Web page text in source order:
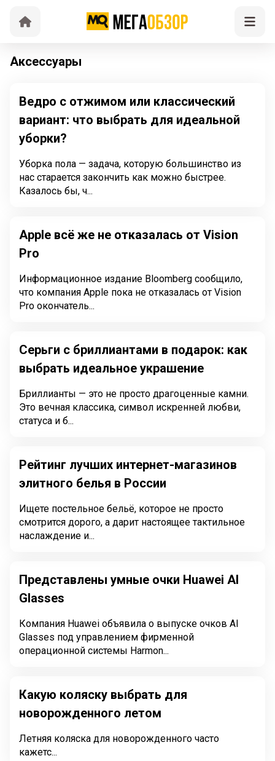
Аксессуары
Ведро с отжимом или классический
вариант: что выбрать для идеальной
уборки?
Уборка пола — задача, которую большинство из
нас старается закончить как можно быстрее.
Казалось бы, ч...
Apple всё же не отказалась от Vision
Pro
Информационное издание Bloomberg сообщило,
что компания Apple пока не отказалась от Vision
Pro окончатель...
Серьги с бриллиантами в подарок: как
выбрать идеальное украшение
Бриллианты — это не просто драгоценные камни.
Это вечная классика, символ искренней любви,
статуса и б...
Рейтинг лучших интернет-магазинов
элитного белья в России
Ищете постельное бельё, которое не просто
смотрится дорого, а дарит настоящее тактильное
наслаждение и...
Представлены умные очки Huawei AI
Glasses
Компания Huawei объявила о выпуске очков AI
Glasses под управлением фирменной
операционной системы Harmon...
Какую коляску выбрать для
новорожденного летом
Летняя коляска для новорожденного часто
кажетс...